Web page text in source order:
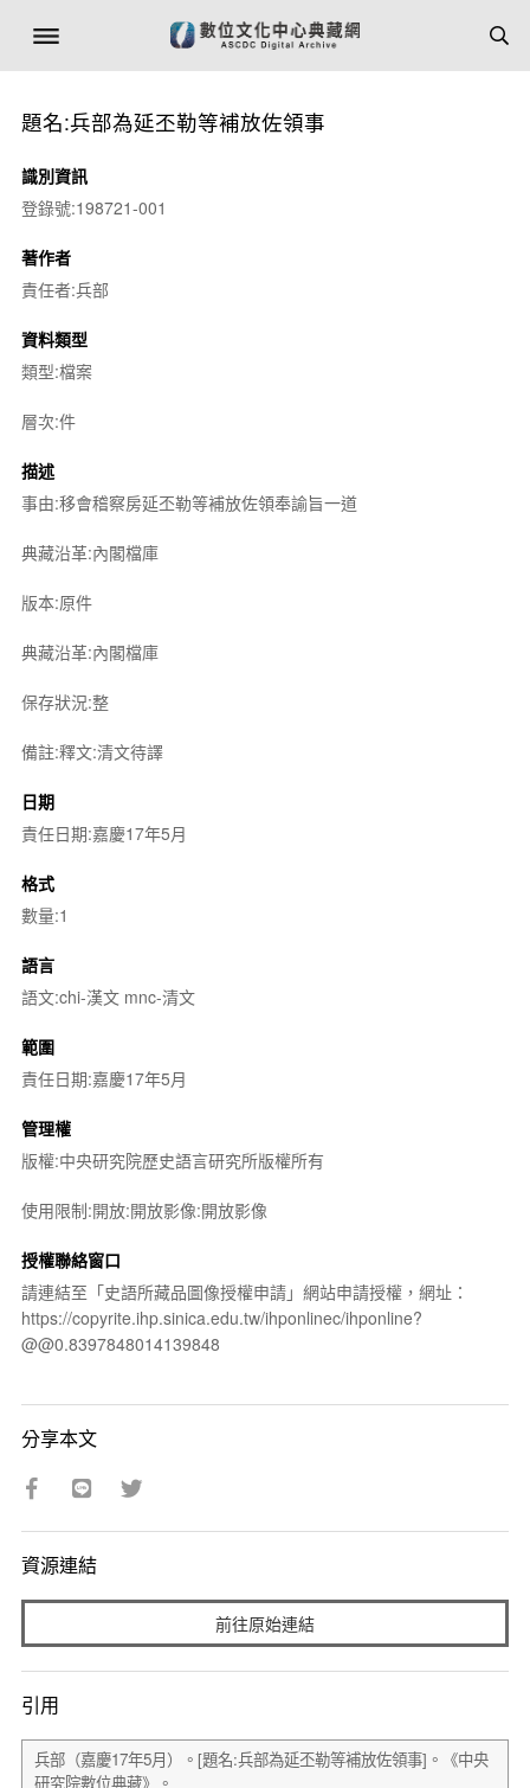
題名:兵部為延丕勒等補放佐領事
識別資訊
登錄號:198721-001
著作者
責任者:兵部
資料類型
類型:檔案
層次:件
描述
事由:移會稽察房延丕勒等補放佐領奉諭旨一道
典藏沿革:內閣檔庫
版本:原件
典藏沿革:內閣檔庫
保存狀況:整
備註:釋文:清文待譯
日期
責任日期:嘉慶17年5月
格式
數量:1
語言
語文:chi-漢文 mnc-清文
範圍
責任日期:嘉慶17年5月
管理權
版權:中央研究院歷史語言研究所版權所有
使用限制:開放:開放影像:開放影像
授權聯絡窗口
請連結至「史語所藏品圖像授權申請」網站申請授權，網址：
https://copyrite.ihp.sinica.edu.tw/ihponlinec/ihponline?
@@0.8397848014139848
分享本文
資源連結
前往原始連結
引用